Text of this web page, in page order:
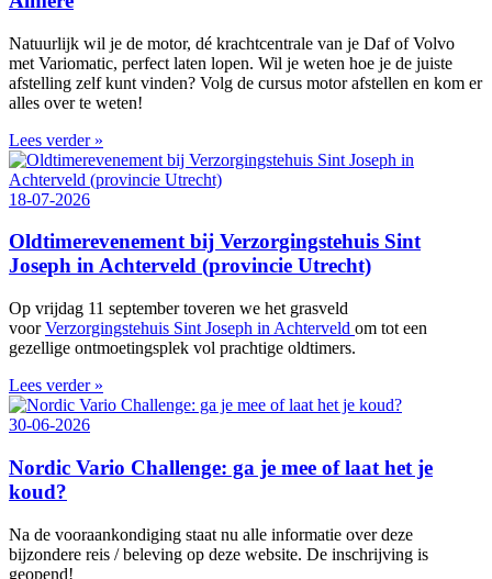
Natuurlijk wil je de motor, dé krachtcentrale van je Daf of Volvo
met Variomatic, perfect laten lopen. Wil je weten hoe je de juiste
afstelling zelf kunt vinden? Volg de cursus motor afstellen en kom er
alles over te weten!
Lees verder »
18-07-2026
Oldtimerevenement bij Verzorgingstehuis Sint
Joseph in Achterveld (provincie Utrecht)
Op vrijdag 11 september toveren we het grasveld
voorVerzorgingstehuis Sint Joseph in Achterveld om tot een
gezellige ontmoetingsplek vol prachtige oldtimers.
Lees verder »
30-06-2026
Nordic Vario Challenge: ga je mee of laat het je
koud?
Na de vooraankondiging staat nu alle informatie over deze
bijzondere reis / beleving op deze website. De inschrijving is
geopend!